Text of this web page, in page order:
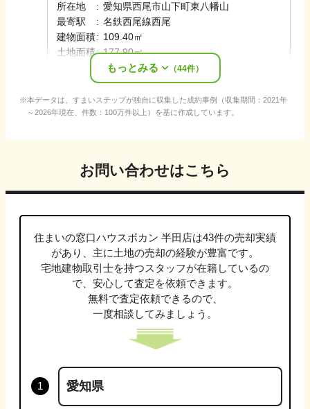
所在地
: 愛知県西尾市山下町東八幡山
最寄駅
: 名鉄西尾線西尾
建物面積: 109.40㎡
土地面積: 177.90㎡
2026年5月
もっとみる （44件）
本データは、すまいステップが独自に収集した成約事例（収集期間：2021年
～2026年現在、件数：100万件以上）を基に作成しています。
お問い合わせはこちら
住まいの窓口ハウスボカン 半田店は43件の売却実績
があり、主に土地の売却の経験が豊富です。
宅地建物取引士を持つスタッフが在籍しているの
で、安心して査定を依頼できます。
無料で査定依頼できるので、
一度相談してみましょう。